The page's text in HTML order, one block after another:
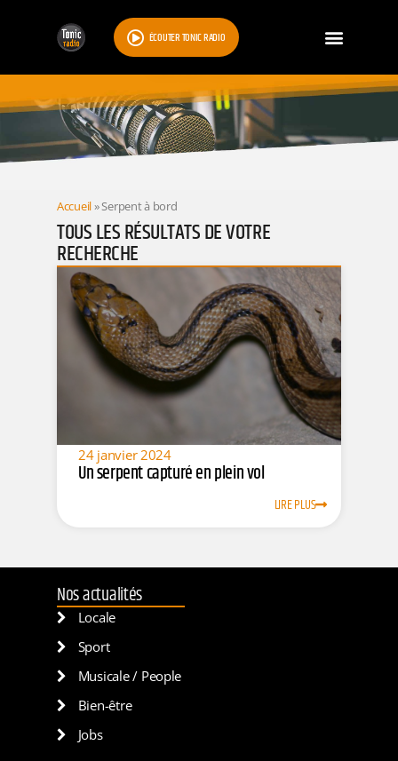
ÉCOUTER TONIC RADIO
RESULTATS
Accueil»Serpent à bord
TOUS LES RÉSULTATS DE VOTRE
RECHERCHE
24 janvier 2024
Un serpent capturé en plein vol
LIRE PLUS
Nos actualités
Locale
Sport
Musicale / People
Bien-être
Jobs